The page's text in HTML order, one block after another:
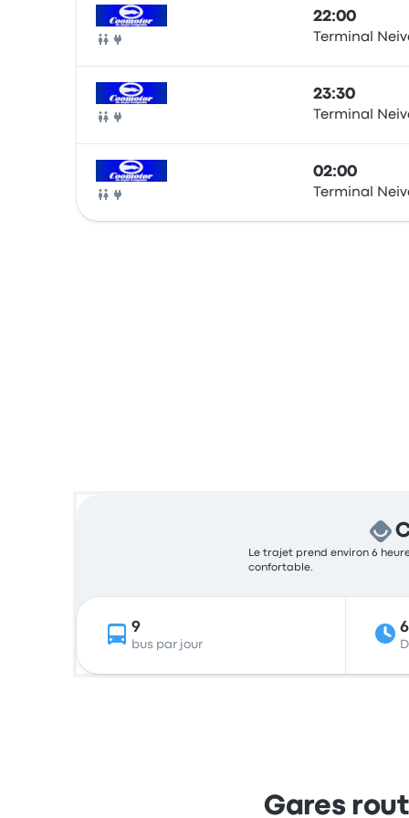
Bus
22:00
Terminal
Bus
23:30
Terminal
Bus
02:00
Terminal
Le trajet prend environ 6
confortable.
9
bus par jour
Gares